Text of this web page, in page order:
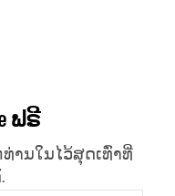
ຟຣີ
ານໃນໄວ້ສຸດເທົ່າທີ່